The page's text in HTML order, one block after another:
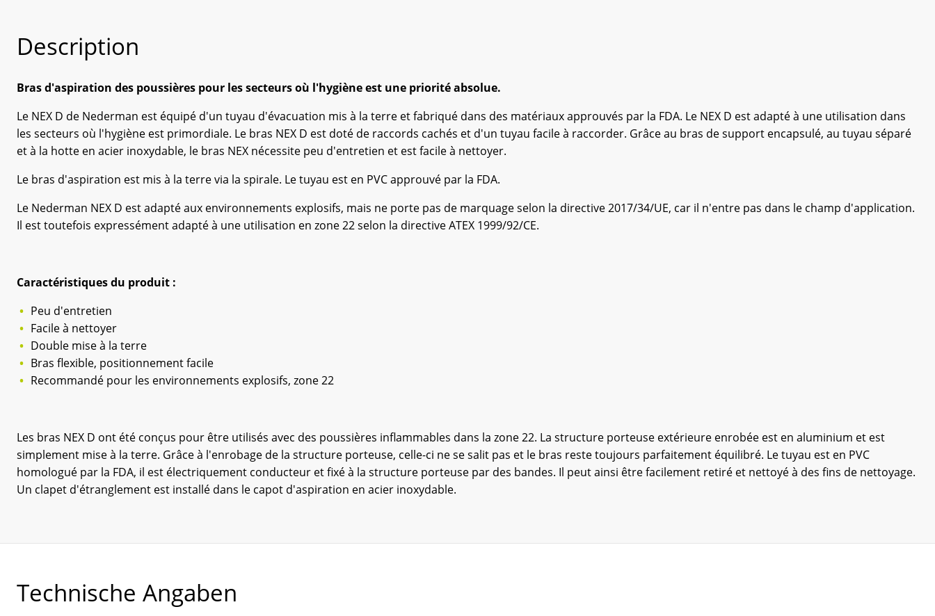
Description
Bras d'aspiration des poussières pour les secteurs où l'hygiène est une priorité absolue.
Le NEX D de Nederman est équipé d'un tuyau d'évacuation mis à la terre et fabriqué dans des matériaux approuvés par la FDA. Le NEX D est adapté à une utilisation dans
les secteurs où l'hygiène est primordiale. Le bras NEX D est doté de raccords cachés et d'un tuyau facile à raccorder. Grâce au bras de support encapsulé, au tuyau séparé
et à la hotte en acier inoxydable, le bras NEX nécessite peu d'entretien et est facile à nettoyer.
Le bras d'aspiration est mis à la terre via la spirale. Le tuyau est en PVC approuvé par la FDA.
Le Nederman NEX D est adapté aux environnements explosifs, mais ne porte pas de marquage selon la directive 2017/34/UE, car il n'entre pas dans le champ d'application.
Il est toutefois expressément adapté à une utilisation en zone 22 selon la directive ATEX 1999/92/CE.
Caractéristiques du produit :
Peu d'entretien
Facile à nettoyer
Double mise à la terre
Bras flexible, positionnement facile
Recommandé pour les environnements explosifs, zone 22
Les bras NEX D ont été conçus pour être utilisés avec des poussières inflammables dans la zone 22. La structure porteuse extérieure enrobée est en aluminium et est
simplement mise à la terre. Grâce à l'enrobage de la structure porteuse, celle-ci ne se salit pas et le bras reste toujours parfaitement équilibré. Le tuyau est en PVC
homologué par la FDA, il est électriquement conducteur et fixé à la structure porteuse par des bandes. Il peut ainsi être facilement retiré et nettoyé à des fins de nettoyage.
Un clapet d'étranglement est installé dans le capot d'aspiration en acier inoxydable.
Technische Angaben